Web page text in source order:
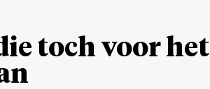
toch voor het